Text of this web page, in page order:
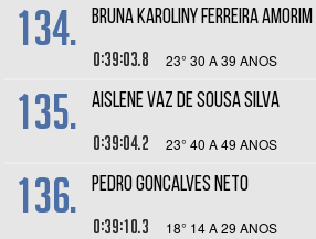
134. BRUNA KAROLINY FERREIRA
0:39:03.8 23° 30 A 39 ANOS
135. AISLENE VAZ DE SOUSA SILVA
0:39:04.2 23° 40 A 49 ANOS
136. PEDRO GONCALVES NETO
0:39:10.3 18° 14 A 29 ANOS